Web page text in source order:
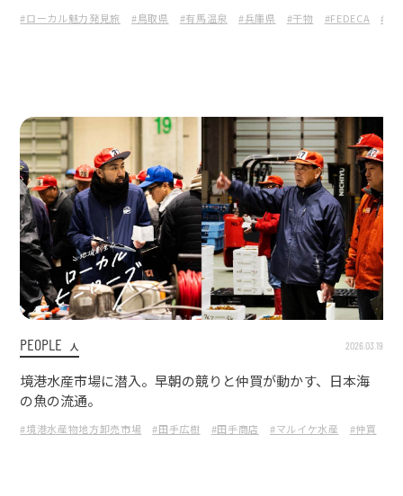
#ローカル魅力発見旅 #鳥取県 #有馬温泉 #兵庫県 #干物 #FEDECA #旅
PEOPLE 人 2026.03.19
境港水産市場に潜入。早朝の競りと仲買が動かす、日本海
の魚の流通。
#境港水産物地方卸売市場 #田手広樹 #田手商店 #マルイケ水産 #仲買